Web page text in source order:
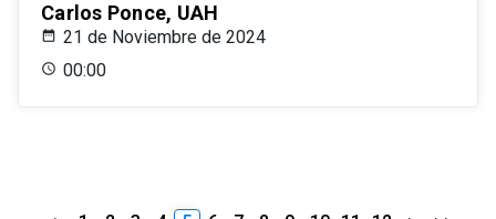
Carlos Ponce, UAH
21 de Noviembre de 2024
00:00